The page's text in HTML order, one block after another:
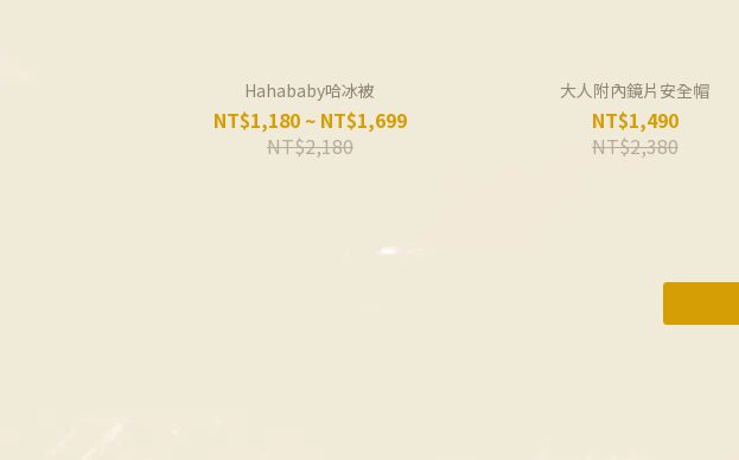
Hahababy哈冰被
NT$1,180 ~ NT$1,699
NT$2,180
大人附內鏡片安全帽
NT$1,490
NT$2,380